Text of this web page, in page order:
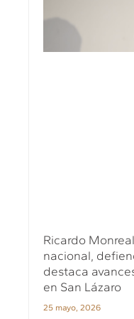
Ricardo
nacional,
destaca
en San Lázaro
25 mayo, 2026